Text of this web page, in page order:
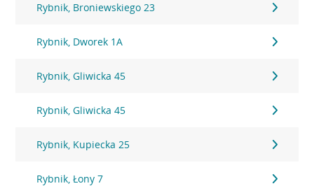
Rybnik, Broniewskiego 23
Rybnik, Dworek 1A
Rybnik, Gliwicka 45
Rybnik, Gliwicka 45
Rybnik, Kupiecka 25
Rybnik, Łony 7